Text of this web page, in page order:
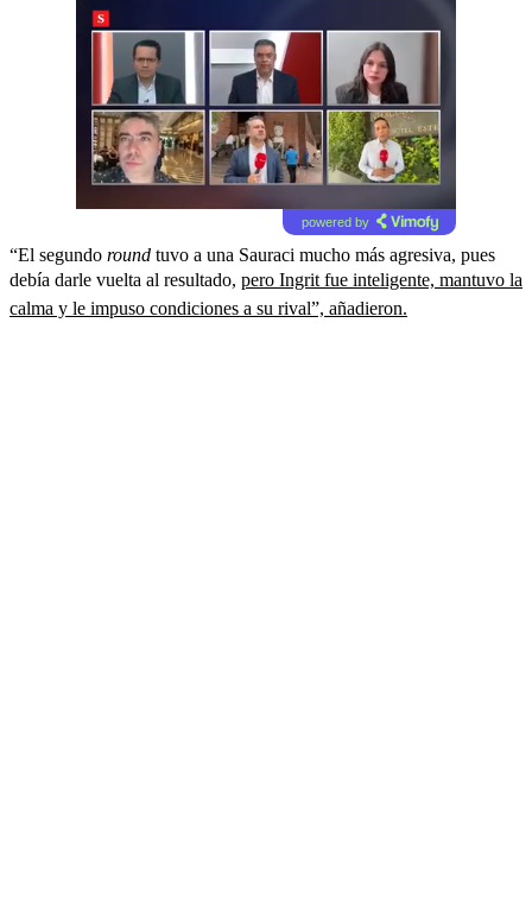
powered by
“El segundo round tuvo a una Sauraci mucho más agresiva, pues
debía darle vuelta al resultado, pero Ingrit fue inteligente, mantuvo la
calma y le impuso condiciones a su rival”, añadieron.